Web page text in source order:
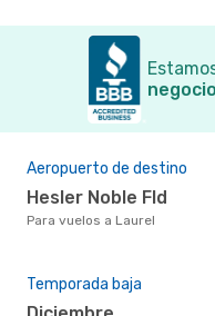
Aeropuerto de destino
Hesler Noble Fld
Para vuelos a Laurel
Temporada baja